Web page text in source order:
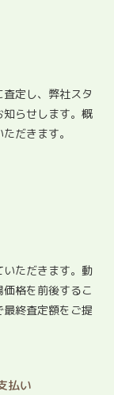
定し、弊社スタ
らせします。概
だきます。
ただきます。動
格を前後するこ
終査定額をご提
払い